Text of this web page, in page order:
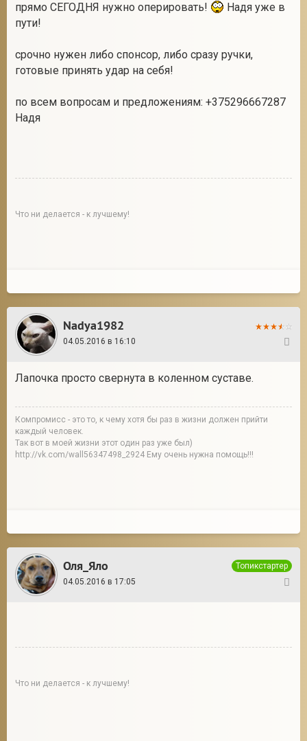
прямо СЕГОДНЯ нужно оперировать!
Надя уже в
пути!
срочно нужен либо спонсор, либо сразу ручки,
готовые принять удар на себя!
по всем вопросам и предложениям: +375296667287
Надя
Что ни делается - к лучшему!
Nadya1982
04.05.2016 в 16:10
Лапочка просто свернута в коленном суставе.
Компромисс - это то, к чему хотя бы раз в жизни должен прийти
каждый человек.
Так вот в моей жизни этот один раз уже был)
http://vk.com/wall56347498_2924 Ему очень нужна помощь!!!
Оля_Яло
Топикстартер
04.05.2016 в 17:05
Что ни делается - к лучшему!